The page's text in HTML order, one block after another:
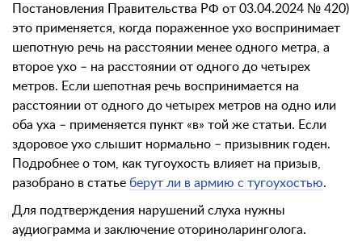
Постановления Правительства РФ от 03.04.2024 № 420)
это применяется, когда пораженное ухо воспринимает
шепотную речь на расстоянии менее одного метра, а
второе ухо – на расстоянии от одного до четырех
метров. Если шепотная речь воспринимается на
расстоянии от одного до четырех метров на одно или
оба уха – применяется пункт «в» той же статьи. Если
здоровое ухо слышит нормально – призывник годен.
Подробнее о том, как тугоухость влияет на призыв,
разобрано в статье берут ли в армию с тугоухостью.
Для подтверждения нарушений слуха нужны
аудиограмма и заключение оториноларинголога.